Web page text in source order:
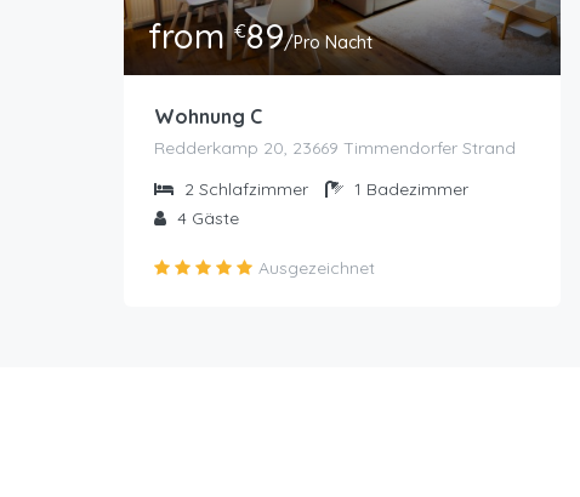
from€89/Pro Nacht
Wohnung C
Redderkamp 20, 23669 Timmendorfer Strand
2 Schlafzimmer 1 Badezimmer
4 Gäste
Ausgezeichnet